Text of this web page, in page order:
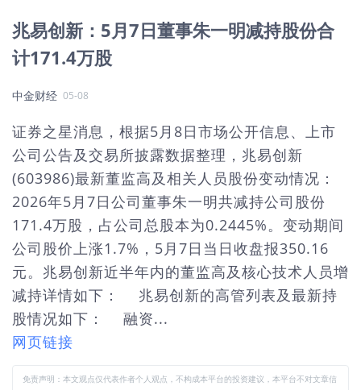
兆易创新：5月7日董事朱一明减持股份合
计171.4万股
中金财经 05-08
证券之星消息，根据5月8日市场公开信息、上市
公司公告及交易所披露数据整理，兆易创新
(603986)最新董监高及相关人员股份变动情况：
2026年5月7日公司董事朱一明共减持公司股份
171.4万股，占公司总股本为0.2445%。变动期间
公司股价上涨1.7%，5月7日当日收盘报350.16
元。兆易创新近半年内的董监高及核心技术人员增
减持详情如下： 兆易创新的高管列表及最新持
股情况如下： 融资...
网页链接
免责声明：本文观点仅代表作者个人观点，不构成本平台的投资建议，本平台不对文章信